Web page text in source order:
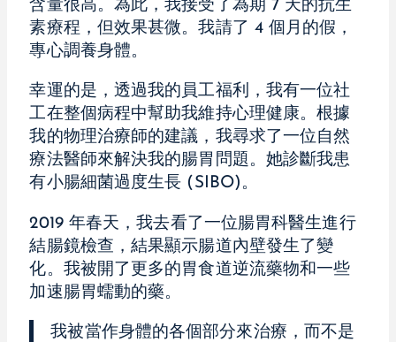
含量很高。為此，我接受了為期 7 天的抗生
素療程，但效果甚微。我請了 4 個月的假，
專心調養身體。
幸運的是，透過我的員工福利，我有一位社
工在整個病程中幫助我維持心理健康。根據
我的物理治療師的建議，我尋求了一位自然
療法醫師來解決我的腸胃問題。她診斷我患
有小腸細菌過度生長 (SIBO)。
2019 年春天，我去看了一位腸胃科醫生進行
結腸鏡檢查，結果顯示腸道內壁發生了變
化。我被開了更多的胃食道逆流藥物和一些
加速腸胃蠕動的藥。
我被當作身體的各個部分來治療，而不是